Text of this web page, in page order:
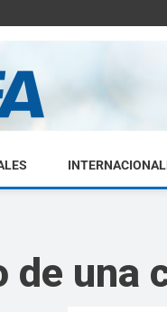
de una